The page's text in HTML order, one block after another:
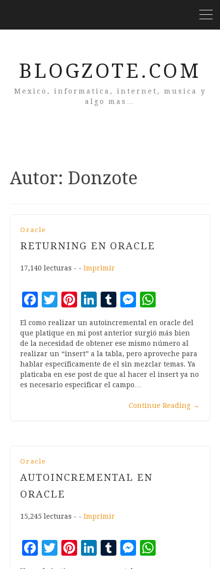
BLOGZOTE.COM
Mexico, informatica, internet, musica y
algo mas…
Autor: Donzote
Oracle
RETURNING EN ORACLE
17,140 lecturas - - Imprimir
Facebook
Twitter
Pinterest
LinkedIn
Tumblr
Messenger
El como realizar un autoincremental en oracle del
que platique en mi post anterior surgió más bien
de la necesidad de obtener ese mismo número al
realizar un “insert” a la tabla, pero aproveche para
hablar específicamente de el sin mezclar temas. Ya
platicaba en ese post de que al hacer el insert ya no
es necesario especificar el campo…
Continue Reading →
Oracle
AUTOINCREMENTAL EN
ORACLE
15,245 lecturas - - Imprimir
Facebook
Twitter
Pinterest
LinkedIn
Tumblr
Messenger